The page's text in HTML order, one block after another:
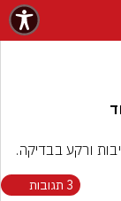
3 תגובות